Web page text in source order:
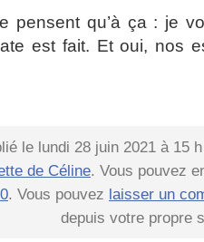
pensent qu’à ça : je
est fait. Et oui, nos
le lundi 28 juin 2021 à 15
de Céline. Vous pouvez
. Vous pouvez laisser un
depuis votre propre